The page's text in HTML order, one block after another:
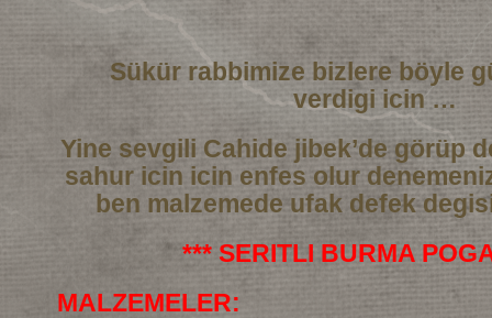
Sükür rabbimize bizlere böyle
verdigi icin …
Yine sevgili Cahide jibek’de görüp
sahur icin icin enfes olur
ben malzemede ufak defek
*** SERITLI BURMA
MALZEMELER: